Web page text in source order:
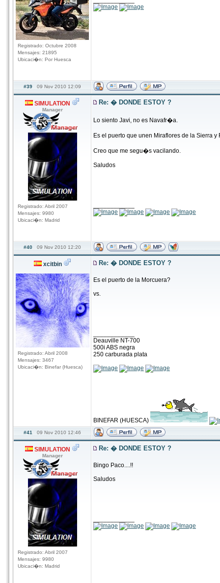
Registrado: Octubre 2008
Mensajes: 21895
Ubicaci�n: Por Huesca
#39 09 Nov 2010 12:09
SIMULATION
Manager
Registrado: Abril 2007
Mensajes: 9980
Ubicaci�n: Madrid
Re: � DONDE ESTOY ?
Lo siento Javi, no es Navafr�a.
Es el puerto que unen Miraflores de la Sierra
Creo que me segu�s vacilando.
Saludos
#40 09 Nov 2010 12:20
xcitbin
Registrado: Abril 2008
Mensajes: 3467
Ubicaci�n: Binefar (Huesca)
Re: � DONDE ESTOY ?
Es el puerto de la Morcuera?
vs.
Deauville NT-700
500i ABS negra
250 carburada plata
BINEFAR (HUESCA)
#41 09 Nov 2010 12:46
SIMULATION
Manager
Registrado: Abril 2007
Mensajes: 9980
Ubicaci�n: Madrid
Re: � DONDE ESTOY ?
Bingo Paco....!!
Saludos